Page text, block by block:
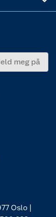
meg på
Oslo |